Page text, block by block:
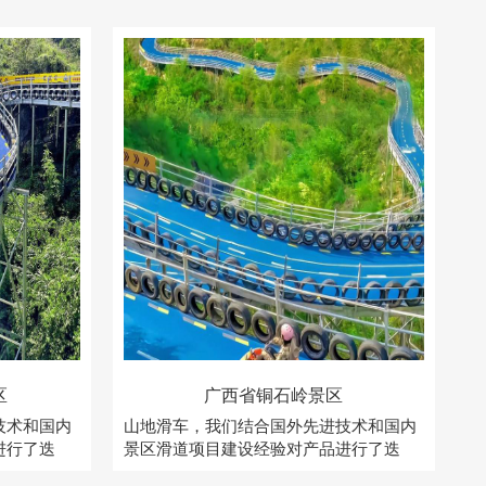
术和国内
行了迭
广西省铜石岭景区
山地滑车，我们结合国外先进技术和国内
景区滑道项目建设经验对产品进行了迭